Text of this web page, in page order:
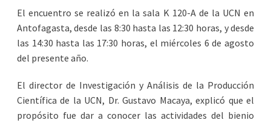
El encuentro se realizó en la sala K 120-A de la UCN en
Antofagasta, desde las 8:30 hasta las 12:30 horas, y desde
las 14:30 hasta las 17:30 horas, el miércoles 6 de agosto
del presente año.
El director de Investigación y Análisis de la Producción
Científica de la UCN, Dr. Gustavo Macaya, explicó que el
propósito fue dar a conocer las actividades del bienio